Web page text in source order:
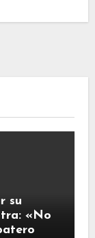
su
«No